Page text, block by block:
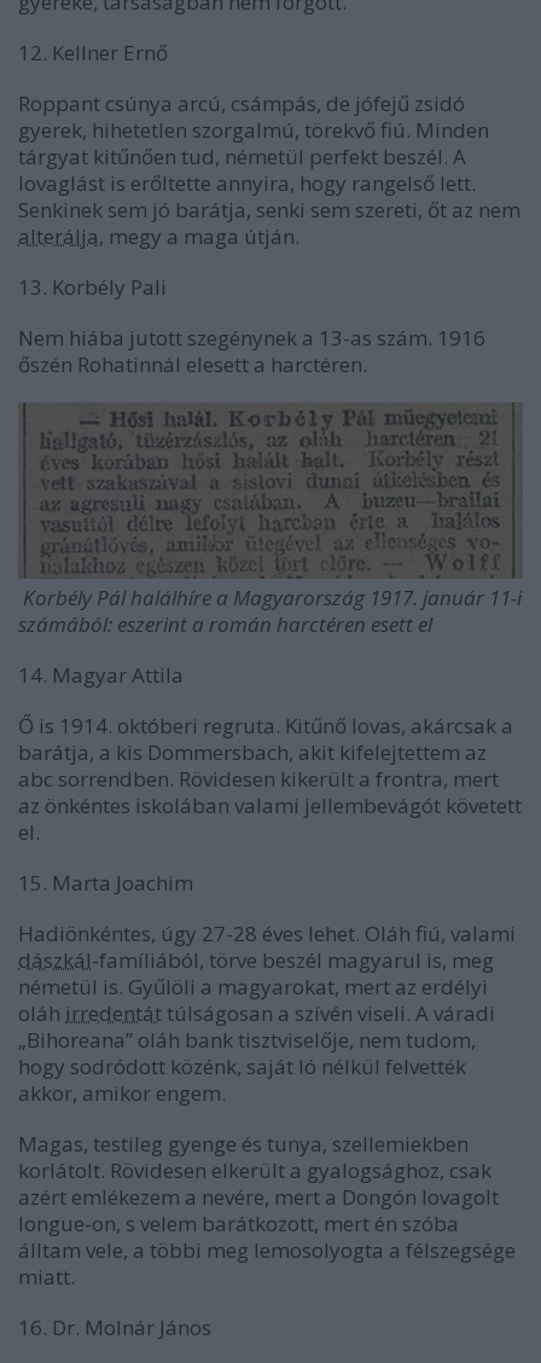
12. Kellner Ernő
Roppant csúnya arcú, csámpás, de jófejű zsidó
gyerek, hihetetlen szorgalmú, törekvő fiú. Minden
tárgyat kitűnően tud, németül perfekt beszél. A
lovaglást is erőltette annyira, hogy rangelső lett.
Senkinek sem jó barátja, senki sem szereti, őt az nem
alterálja, megy a maga útján.
13. Korbély Pali
Nem hiába jutott szegénynek a 13-as szám. 1916
őszén Rohatinnál elesett a harctéren.
Korbély Pál halálhíre a Magyarország 1917. január 11-i
számából: eszerint a román harctéren esett el
14. Magyar Attila
Ő is 1914. októberi regruta. Kitűnő lovas, akárcsak a
barátja, a kis Dommersbach, akit kifelejtettem az
abc sorrendben. Rövidesen kikerült a frontra, mert
az önkéntes iskolában valami jellembevágót követett
el.
15. Marta Joachim
Hadiönkéntes, úgy 27-28 éves lehet. Oláh fiú, valami
dászkál-famíliából, törve beszél magyarul is, meg
németül is. Gyűlöli a magyarokat, mert az erdélyi
oláh irredentát túlságosan a szívén viseli. A váradi
„Bihoreana” oláh bank tisztviselője, nem tudom,
hogy sodródott közénk, saját ló nélkül felvették
akkor, amikor engem.
Magas, testileg gyenge és tunya, szellemiekben
korlátolt. Rövidesen elkerült a gyalogsághoz, csak
azért emlékezem a nevére, mert a Dongón lovagolt
longue-on, s velem barátkozott, mert én szóba
álltam vele, a többi meg lemosolyogta a félszegsége
miatt.
16. Dr. Molnár János